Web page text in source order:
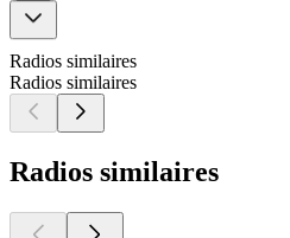
Radios similaires
Radios similaires
Radios similaires